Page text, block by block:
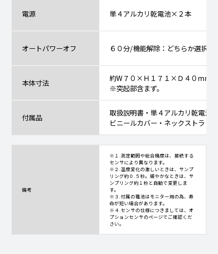
電源 単４アルカリ乾電池×２本
オートパワーオフ ６０分/機能解除：どちらか選択
本体寸法
約W７０×Ｈ１７１×Ｄ４０mm
※突起部含まず。
付属品
取扱説明書・単４アルカリ乾電
ビニールカバー・ネックストラップ
備考
※１.測定範囲や総合精度は、接続する
センサにより異なります。
※２.温度変化の激しいときは、サンプ
リング約０.５秒。緩やかなときは、サ
ンプリング約１秒と自動で変更しま
す。
※３.付属の電池はモニター用の為、寿
命が短い場合があります。
※４.センサの仕様につきましては、オ
プションセンサのページでご確認くだ
さい。